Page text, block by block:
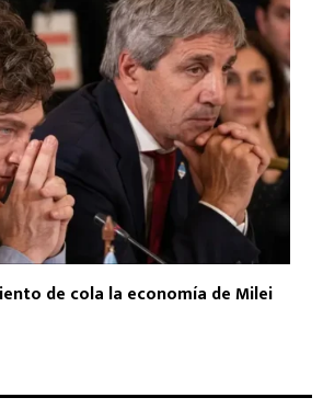
de cola la economía de Milei